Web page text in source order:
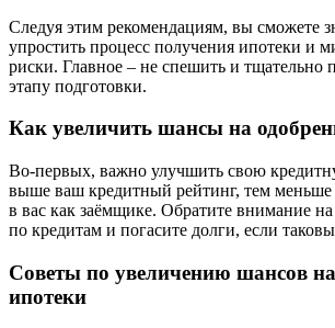
Следуя этим рекомендациям, вы сможете
упростить процесс получения ипотеки и
риски. Главное – не спешить и тщательно
этапу подготовки.
Как увеличить шансы на
Во-первых, важно улучшить свою
выше ваш кредитный рейтинг, тем меньше
в вас как заёмщике. Обратите внимание
по кредитам и погасите долги, если
Советы по увеличению шансов
ипотеки